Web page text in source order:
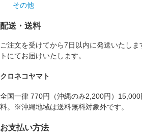
その他
配送・送料
ご注文を受けてから7日以内に発送いたし
トにてお届けいたします。
クロネコヤマト
全国一律 770円（沖縄のみ2,200円）
料。※沖縄地域は送料無料対象外です。
お支払い方法